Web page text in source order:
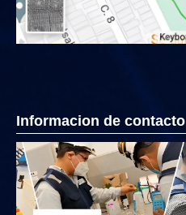
Informacion de contacto